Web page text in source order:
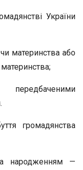
України
материнства або
громадянства
народженням —